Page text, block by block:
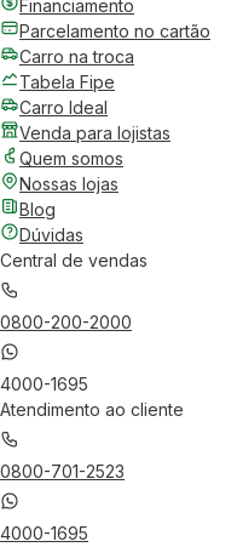
Financiamento
Parcelamento no cartão
Carro na troca
Tabela Fipe
Carro Ideal
Venda para lojistas
Quem somos
Nossas lojas
Blog
Dúvidas
Central de vendas
0800-200-2000
4000-1695
Atendimento ao cliente
0800-701-2523
4000-1695